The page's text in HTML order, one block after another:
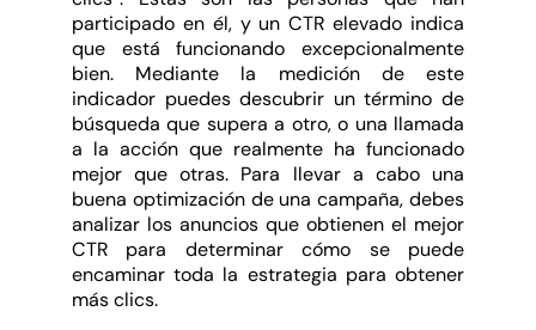
participado en él, y un CTR elevado indica
que está funcionando excepcionalmente
bien. Mediante la medición de este
indicador puedes descubrir un término de
búsqueda que supera a otro, o una llamada
a la acción que realmente ha funcionado
mejor que otras. Para llevar a cabo una
buena optimización de una campaña, debes
analizar los anuncios que obtienen el mejor
CTR para determinar cómo se puede
encaminar toda la estrategia para obtener
más clics.